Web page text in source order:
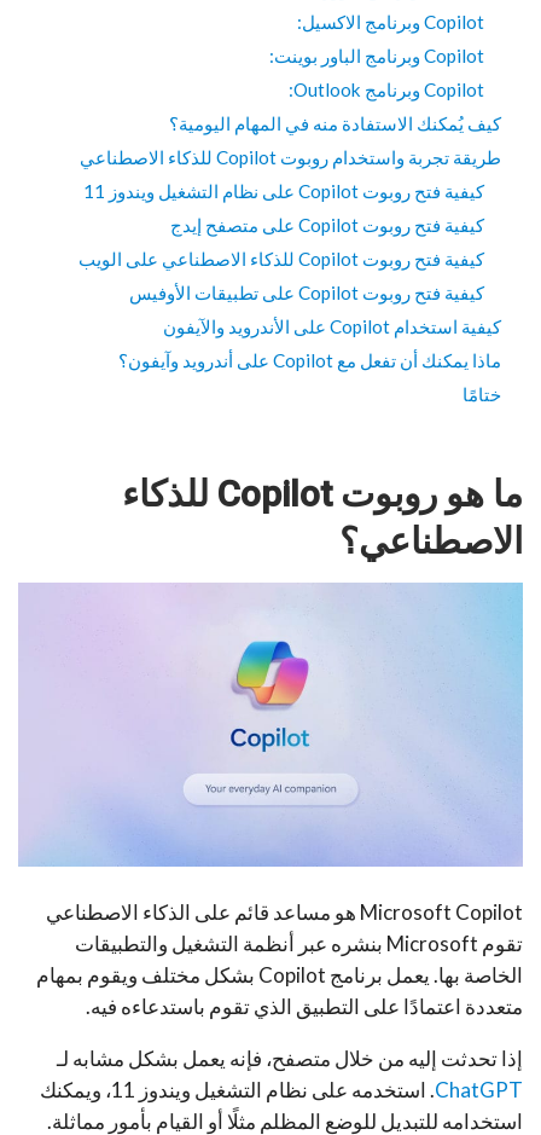
Copilot وبرنامج الاكسيل:
Copilot وبرنامج الباور بوينت:
Copilot وبرنامج Outlook:
كيف يُمكنك الاستفادة منه في المهام اليومية؟
طريقة تجربة واستخدام روبوت Copilot للذكاء الاصطناعي
كيفية فتح روبوت Copilot على نظام التشغيل ويندوز 11
كيفية فتح روبوت Copilot على متصفح إيدج
كيفية فتح روبوت Copilot للذكاء الاصطناعي على الويب
كيفية فتح روبوت Copilot على تطبيقات الأوفيس
كيفية استخدام Copilot على الأندرويد والآيفون
ماذا يمكنك أن تفعل مع Copilot على أندرويد وآيفون؟
ختامًا
ما هو روبوت Copilot للذكاء
الاصطناعي؟
Microsoft Copilot هو مساعد قائم على الذكاء الاصطناعي
تقوم Microsoft بنشره عبر أنظمة التشغيل والتطبيقات
الخاصة بها. يعمل برنامج Copilot بشكل مختلف ويقوم بمهام
متعددة اعتمادًا على التطبيق الذي تقوم باستدعاءه فيه.
إذا تحدثت إليه من خلال متصفح، فإنه يعمل بشكل مشابه لـ
ChatGPT
. استخدمه على نظام التشغيل ويندوز 11، ويمكنك
استخدامه للتبديل للوضع المظلم مثلًا أو القيام بأمور مماثلة.